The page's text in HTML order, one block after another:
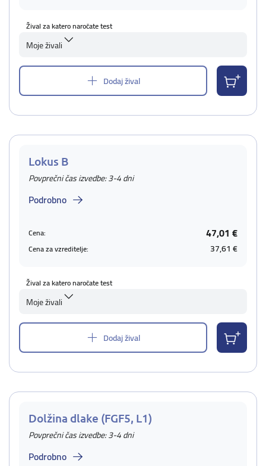
Žival za katero naročate test
Moje živali
Dodaj žival
Lokus B
Povprečni čas izvedbe: 3-4 dni
Podrobno
Cena: 47,01 €
Cena za vzreditelje: 37,61 €
Žival za katero naročate test
Moje živali
Dodaj žival
Dolžina dlake (FGF5, L1)
Povprečni čas izvedbe: 3-4 dni
Podrobno